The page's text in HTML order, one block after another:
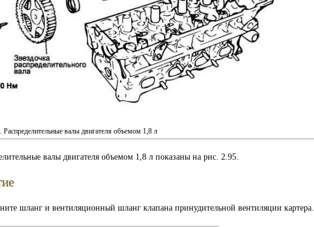
Распределительные валы двигателя объемом 1,8 л
валы двигателя объемом 1,8 л показаны на рис. 2.95.
шланг и вентиляционный шланг клапана принудительной вентиляции картера.